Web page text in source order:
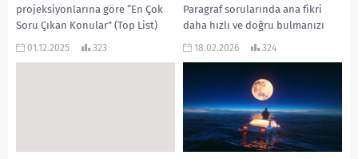
projeksiyonlarına göre “En Çok
Soru Çıkan Konular” (Top List)
aşağıdadır. Bu konular sınavın...
01.12.2025 323
Paragraf sorularında ana fikri
daha hızlı ve doğru bulmanızı
sağlayacak en önemli ipuçları
18.02.2026 324